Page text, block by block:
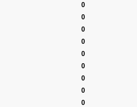
0
0
0
0
0
0
0
0
0